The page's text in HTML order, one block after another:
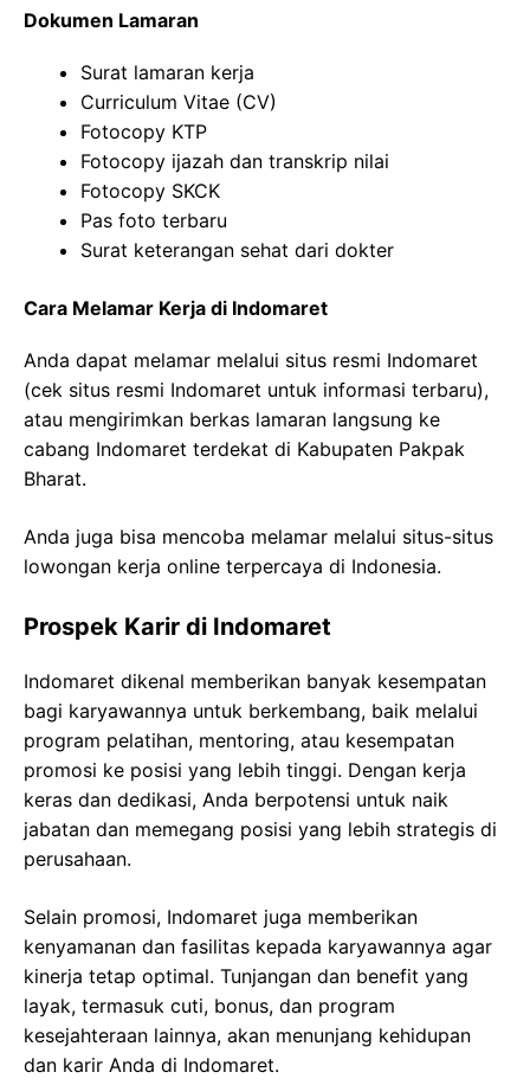
Dokumen Lamaran
Surat lamaran kerja
Curriculum Vitae (CV)
Fotocopy KTP
Fotocopy ijazah dan transkrip nilai
Fotocopy SKCK
Pas foto terbaru
Surat keterangan sehat dari dokter
Cara Melamar Kerja di Indomaret
Anda dapat melamar melalui situs resmi Indomaret
(cek situs resmi Indomaret untuk informasi terbaru),
atau mengirimkan berkas lamaran langsung ke
cabang Indomaret terdekat di Kabupaten Pakpak
Bharat.
Anda juga bisa mencoba melamar melalui situs-situs
lowongan kerja online terpercaya di Indonesia.
Prospek Karir di Indomaret
Indomaret dikenal memberikan banyak kesempatan
bagi karyawannya untuk berkembang, baik melalui
program pelatihan, mentoring, atau kesempatan
promosi ke posisi yang lebih tinggi. Dengan kerja
keras dan dedikasi, Anda berpotensi untuk naik
jabatan dan memegang posisi yang lebih strategis di
perusahaan.
Selain promosi, Indomaret juga memberikan
kenyamanan dan fasilitas kepada karyawannya agar
kinerja tetap optimal. Tunjangan dan benefit yang
layak, termasuk cuti, bonus, dan program
kesejahteraan lainnya, akan menunjang kehidupan
dan karir Anda di Indomaret.